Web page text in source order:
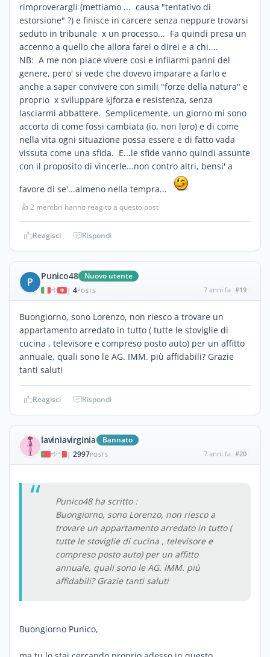
rimproverargli (mettiamo ... causa "tentativo di
estorsione" ?) e finisce in carcere senza neppure trovarsi
seduto in tribunale x un processo... Fa quindi presa un
accenno a quello che allora farei o direi e a chi....
NB: A me non piace vivere cosi e infilarmi panni del
genere, pero' si vede che dovevo imparare a farlo e
anche a saper convivere con simili "forze della natura" e
proprio x sviluppare ķjforza e resistenza, senza
lasciarmi abbattere. Semplicemente, un giorno mi sono
accorta di come fossi cambiata (io, non loro) e di come
nella vita ogni situazione possa essere e di fatto vada
vissuta come una sfida. E...le sfide vanno quindi assunte
con il proposito di vincerle...non contro altri, bensi' a
favore di se'...almeno nella tempra...
👍2 membri hanno reagito a questo post
Reagisci Rispondi
P Punico48 Nuovo utente
| 4POSTS 7 anni fa #19
Buongiorno, sono Lorenzo, non riesco a trovare un
appartamento arredato in tutto ( tutte le stoviglie di
cucina , televisore e compreso posto auto) per un affitto
annuale, quali sono le AG. IMM. più affidabili? Grazie
tanti saluti
Reagisci Rispondi
laviniavirginia Bannato
| 2997POSTS 7 anni fa #20
Punico48 ha scritto :
Buongiorno, sono Lorenzo, non riesco a
trovare un appartamento arredato in tutto (
tutte le stoviglie di cucina , televisore e
compreso posto auto) per un affitto
annuale, quali sono le AG. IMM. più
affidabili? Grazie tanti saluti
Buongiorno Punico,